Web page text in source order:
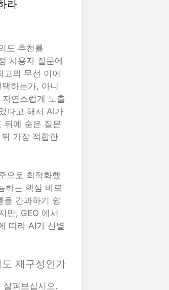
라
도 추천률
사용자 질문에
고의 무선 이어
하는가, 아니
자연스럽게 노출
다고 해서 AI가
뒤에 숨은 질문
가장 적합한
으로 최적화했
하는 핵심 바로
을 간과하기 쉽
만, GEO 에서
따라 AI가 선별
재구성인가
살펴보십시오.